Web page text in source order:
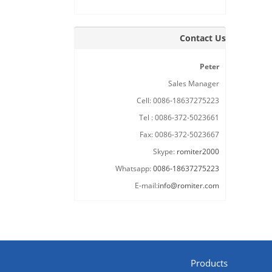
Contact Us
Peter
Sales Manager
Cell: 0086-18637275223
Tel : 0086-372-5023661
Fax: 0086-372-5023667
Skype: romiter2000
Whatsapp:0086-18637275223
E-mail:info@romiter.com
Products